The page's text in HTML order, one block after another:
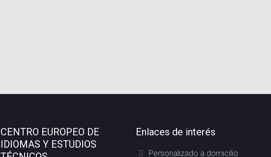
CENTRO EUROPEO DE
IDIOMAS Y ESTUDIOS
Enlaces de interés
Personalizado a domicilio